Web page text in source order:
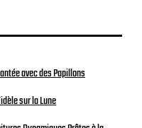
avec des Papillons
sur la Lune